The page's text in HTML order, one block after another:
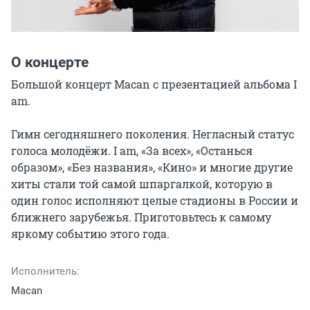
О концерте
Большой концерт Macan с презентацией альбома I
am.
Гимн сегодняшнего поколения. Негласный статус
голоса молодёжи. I am, «За всех», «Останься
образом», «Без названия», «Кино» и многие другие
хиты стали той самой шпаргалкой, которую в
один голос исполняют целые стадионы в России и
ближнего зарубежья. Приготовьтесь к самому
яркому событию этого года.
Исполнитель:
Macan